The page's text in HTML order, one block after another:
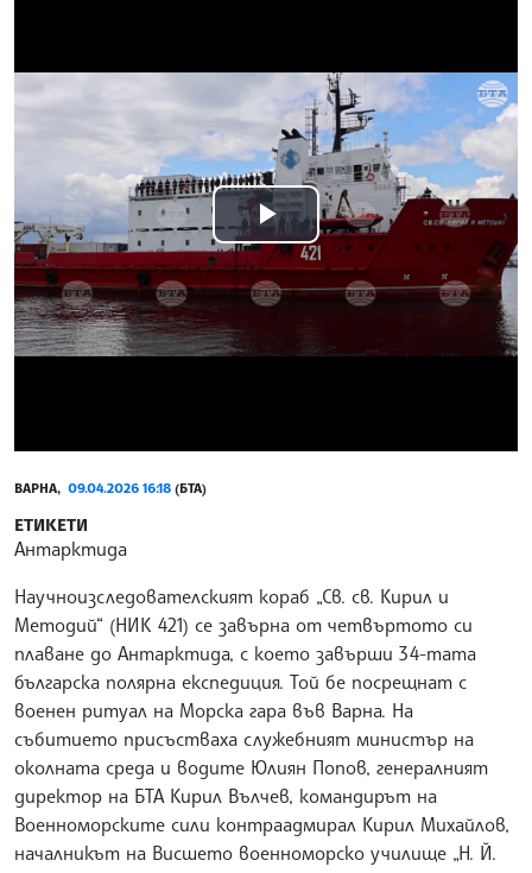
Play
Video
ВАРНА, 09.04.2026 16:18 (БТА)
ЕТИКЕТИ
Антарктида
Научноизследователският кораб „Св. св. Кирил и
Методий“ (НИК 421) се завърна от четвъртото си
плаване до Антарктида, с което завърши 34-тата
българска полярна експедиция. Той бе посрещнат с
военен ритуал на Морска гара във Варна. На
събитието присъстваха служебният министър на
околната среда и водите Юлиян Попов, генералният
директор на БТА Кирил Вълчев, командирът на
Военноморските сили контраадмирал Кирил Михайлов,
началникът на Висшето военноморско училище „Н. Й.